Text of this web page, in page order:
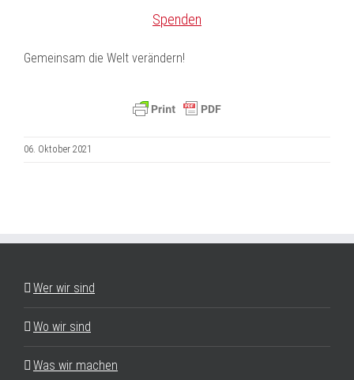
Spenden
Gemeinsam die Welt verändern!
06. Oktober 2021
Wer wir sind
Wo wir sind
Was wir machen